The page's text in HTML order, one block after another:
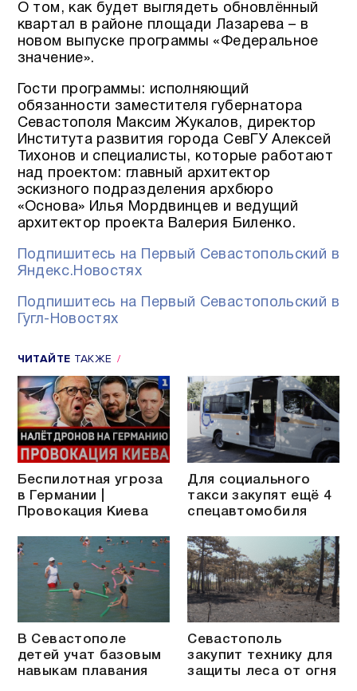
О том, как будет выглядеть обновлённый
квартал в районе площади Лазарева – в
новом выпуске программы «Федеральное
значение».
Гости программы: исполняющий
обязанности заместителя губернатора
Севастополя Максим Жукалов, директор
Института развития города СевГУ Алексей
Тихонов и специалисты, которые работают
над проектом: главный архитектор
эскизного подразделения архбюро
«Основа» Илья Мордвинцев и ведущий
архитектор проекта Валерия Биленко.
Подпишитесь на Первый Севастопольский в
Яндекс.Новостях
Подпишитесь на Первый Севастопольский в
Гугл-Новостях
ЧИТАЙТЕ ТАКЖЕ
Беспилотная угроза
в Германии |
Провокация Киева
Для социального
такси закупят ещё 4
спецавтомобиля
В Севастополе
детей учат базовым
навыкам плавания
Севастополь
закупит технику для
защиты леса от огня